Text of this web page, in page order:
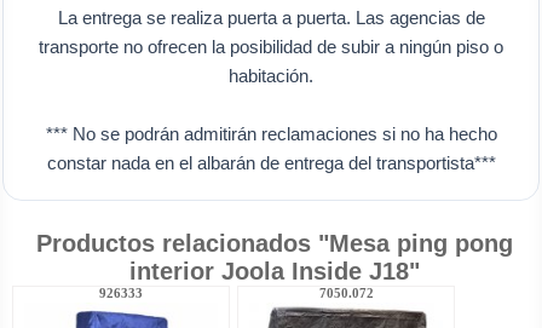
La entrega se realiza puerta a puerta. Las agencias de
transporte no ofrecen la posibilidad de subir a ningún piso o
habitación.
*** No se podrán admitirán reclamaciones si no ha hecho
constar nada en el albarán de entrega del transportista***
Productos relacionados "Mesa ping pong
interior Joola Inside J18"
926333 7050.072